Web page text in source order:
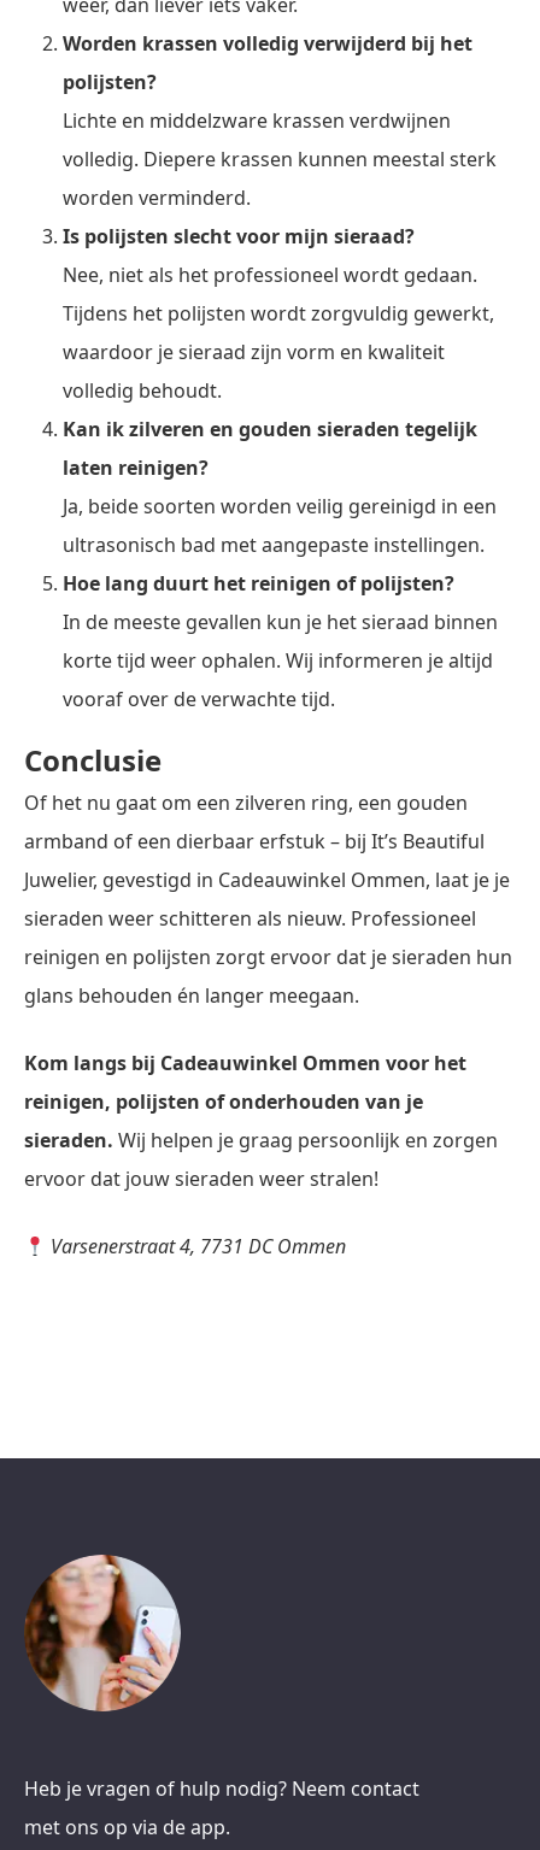
Worden krassen volledig verwijderd bij het
polijsten?
Lichte en middelzware krassen verdwijnen
volledig. Diepere krassen kunnen meestal sterk
worden verminderd.
Is polijsten slecht voor mijn sieraad?
Nee, niet als het professioneel wordt gedaan.
Tijdens het polijsten wordt zorgvuldig gewerkt,
waardoor je sieraad zijn vorm en kwaliteit
volledig behoudt.
Kan ik zilveren en gouden sieraden tegelijk
laten reinigen?
Ja, beide soorten worden veilig gereinigd in een
ultrasonisch bad met aangepaste instellingen.
Hoe lang duurt het reinigen of polijsten?
In de meeste gevallen kun je het sieraad binnen
korte tijd weer ophalen. Wij informeren je altijd
vooraf over de verwachte tijd.
Conclusie
Of het nu gaat om een zilveren ring, een gouden
armband of een dierbaar erfstuk – bij It’s Beautiful
Juwelier, gevestigd in Cadeauwinkel Ommen, laat je je
sieraden weer schitteren als nieuw. Professioneel
reinigen en polijsten zorgt ervoor dat je sieraden hun
glans behouden én langer meegaan.
Kom langs bij Cadeauwinkel Ommen voor het
reinigen, polijsten of onderhouden van je
sieraden. Wij helpen je graag persoonlijk en zorgen
ervoor dat jouw sieraden weer stralen!
Varsenerstraat 4, 7731 DC Ommen
Heb je vragen of hulp nodig? Neem contact
met ons op via de app.